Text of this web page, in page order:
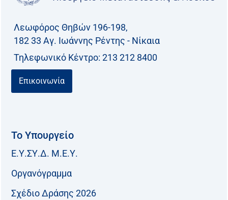
Λεωφόρος Θηβών 196-198,
182 33 Aγ. Ιωάννης Ρέντης - Νίκαια
Τηλεφωνικό Kέντρο: 213 212 8400
Επικοινωνία
Το Υπουργείο
Ε.Υ.ΣΥ.Δ. Μ.Ε.Υ.
Οργανόγραμμα
Σχέδιο Δράσης 2026